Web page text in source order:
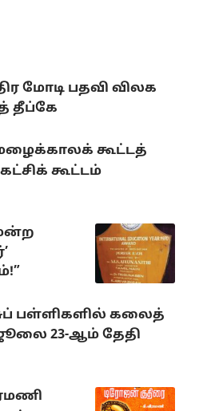
மோடி பதவி விலக
தீப்கே
கூட்டத்
கூட்டம்
பள்ளிகளில் கலைத்
23-ஆம் தேதி